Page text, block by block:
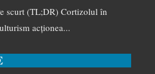
scurt (TL;DR) Cortizolul în
acționea...